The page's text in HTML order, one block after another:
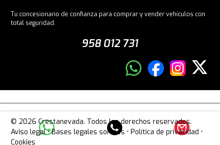
Tu concesionario de confianza para comprar y vender vehículos con
total seguridad.
958 012 731
© 2026 Crestanevada. Todos los derechos reservados.
Aviso legal•Bases legales sorteos •Política de privacidad •
Cookies